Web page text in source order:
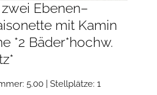
Ebenen–
mit Kamin
*2 Bäder*hochw.
5.00 | Stellplätze: 1